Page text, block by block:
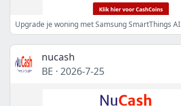
Upgrade je woning met Samsung SmartThings AI
nucash
BE · 2026-7-25